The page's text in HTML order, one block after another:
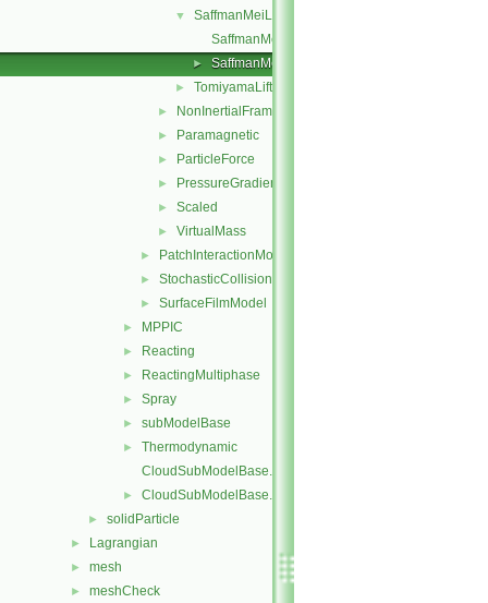
▼
SaffmanMeiLift
SaffmanMeiLiftForce.C
► SaffmanMeiLiftForce.H
► TomiyamaLift
► NonInertialFrame
► Paramagnetic
► ParticleForce
► PressureGradient
► Scaled
► VirtualMass
► PatchInteractionModel
► StochasticCollision
► SurfaceFilmModel
► MPPIC
► Reacting
► ReactingMultiphase
► Spray
► subModelBase
►
Thermodynamic
CloudSubModelBase.C
► CloudSubModelBase.H
► solidParticle
► Lagrangian
► mesh
► meshCheck